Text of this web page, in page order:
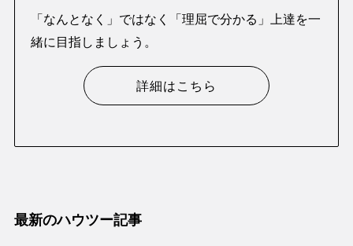
「なんとなく」ではなく「理屈で分かる」上達を一
緒に目指しましょう。
詳細はこちら
最新のハウツー記事